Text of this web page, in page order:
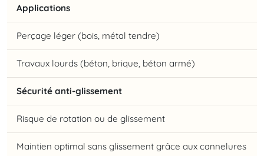
Applications
Perçage léger (bois, métal tendre)
Travaux lourds (béton, brique, béton armé)
Sécurité anti-glissement
Risque de rotation ou de glissement
Maintien optimal sans glissement grâce aux cannelures